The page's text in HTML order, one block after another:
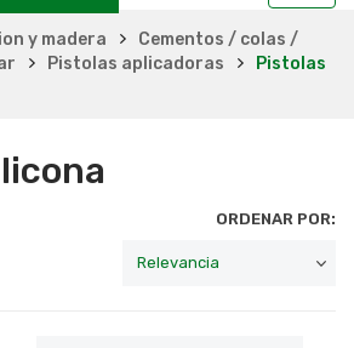
y madera
Cementos / colas /
Pistolas aplicadoras
Pistolas
ORDENAR POR: